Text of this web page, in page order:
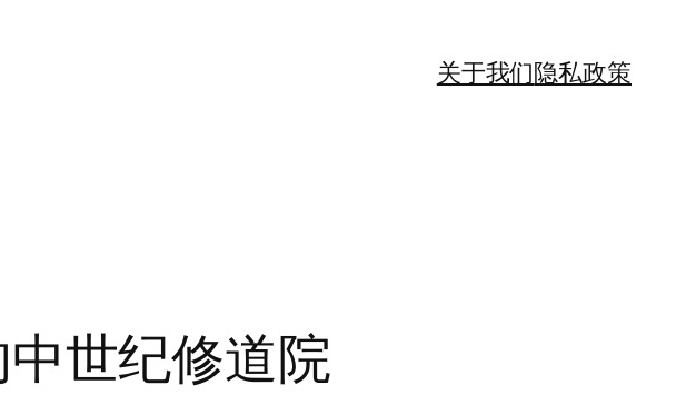
关于我们隐私政策
世纪修道院